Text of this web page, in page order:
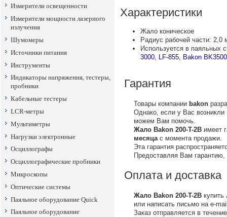
Измерители освещенности
Измерители мощности лазерного
излучения
Шумомеры
Источники питания
Инструменты
Индикаторы напряжения, тестеры,
пробники
Кабельные тестеры
LCR-метры
Мультиметры
Нагрузки электронные
Осциллографы
Осциллографические пробники
Микроскопы
Оптические системы
Паяльное оборудование Quick
Паяльное оборудование
Характеристики
Жало коническое
Радиус рабочей части: 2,0
Используется в паяльных
3000
LF-855 Bakon BK3500
Гарантия
Товары компании bakon
Однако, если у Вас
можем Вам помочь.
Жало Bakon 200-T-2B имеет
месяца c момента продажи.
Эта гарантия
Предоставляя Вам
Оплата и доставка
Жало Bakon 200-T-2B купить
или написать письмо на е-
Заказ отправляется в